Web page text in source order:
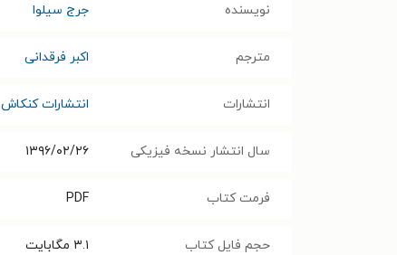
نویسنده جرج سیلوا
مترجم اکبر فرقدانی
انتشارات انتشارات کنکاش
سال انتشار نسخه فیزیکی ۱۳۹۶/۰۲/۲۶
فرمت کتاب PDF
حجم فایل کتاب ۳.۱ مگابایت